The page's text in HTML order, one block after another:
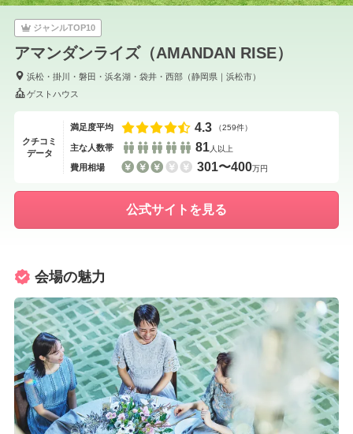
ジャンルTOP10
アマンダンライズ（AMANDAN RISE）
浜松・掛川・磐田・浜名湖・袋井・西部 （静岡県 ｜ 浜松市）
ゲストハウス
クチコミ
データ
満足度平均 4.3 （259件）
主な人数帯 81人以上
費用相場 301〜400万円
公式サイトを見る
会場の魅力